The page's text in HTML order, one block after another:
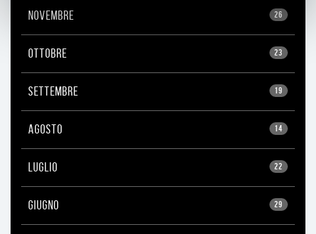
26
NOVEMBRE
23
OTTOBRE
19
SETTEMBRE
14
AGOSTO
22
LUGLIO
29
GIUGNO